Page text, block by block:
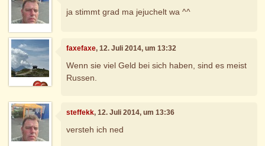
ja stimmt grad ma jejuchelt wa ^^
faxefaxe, 12. Juli 2014, um 13:32
Wenn sie viel Geld bei sich haben, sind es meist
Russen.
steffekk, 12. Juli 2014, um 13:36
versteh ich ned